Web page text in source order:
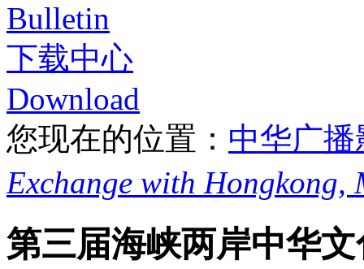
Bulletin
下载中心
Download
您现在的位置： 中华广
Exchange with Hongkong,
第三届海峡两岸中华